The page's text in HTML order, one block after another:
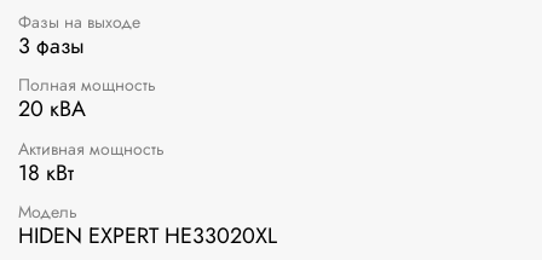
Фазы на выходе
3 фазы
Полная мощность
20 кВА
Активная мощность
18 кВт
Модель
HIDEN EXPERT HE33020XL